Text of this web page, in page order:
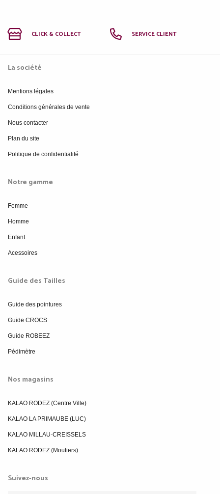
CLICK & COLLECT SERVICE CLIENT
La société
Mentions légales
Conditions générales de vente
Nous contacter
Plan du site
Politique de confidentialité
Notre gamme
Femme
Homme
Enfant
Acessoires
Guide des Tailles
Guide des pointures
Guide CROCS
Guide ROBEEZ
Pédimètre
Nos magasins
KALAO RODEZ (Centre Ville)
KALAO LA PRIMAUBE (LUC)
KALAO MILLAU-CREISSELS
KALAO RODEZ (Moutiers)
Suivez-nous